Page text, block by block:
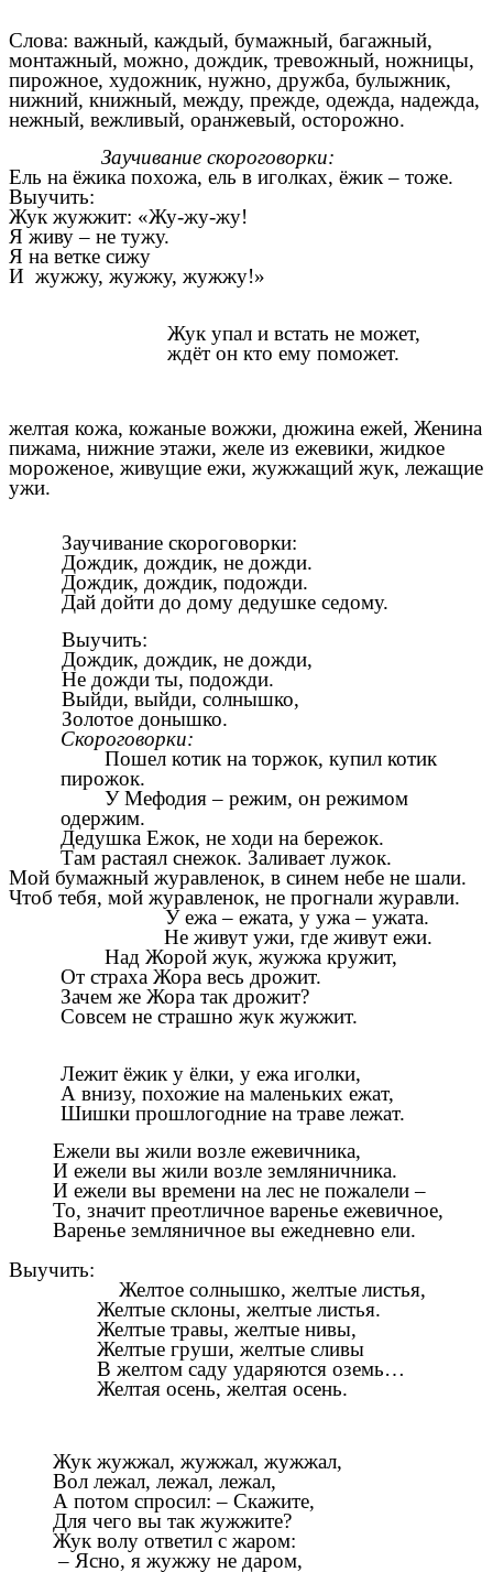
Слова: важный, каждый, бумажный, багажный,
монтажный, можно, дождик, тревожный, ножницы,
пирожное, художник, нужно, дружба, булыжник,
нижний, книжный, между, прежде, одежда, надежда,
нежный, вежливый, оранжевый, осторожно.
Заучивание скороговорки:
Ель на ёжика похожа, ель в иголках, ёжик – тоже.
Выучить:
Жук жужжит: «Жу-жу-жу!
Я живу – не тужу.
Я на ветке сижу
И жужжу, жужжу, жужжу!»
Жук упал и встать не может,
ждёт он кто ему поможет.
желтая кожа, кожаные вожжи, дюжина ежей, Женина
пижама, нижние этажи, желе из ежевики, жидкое
мороженое, живущие ежи, жужжащий жук, лежащие
ужи.
Заучивание скороговорки:
Дождик, дождик, не дожди.
Дождик, дождик, подожди.
Дай дойти до дому дедушке седому.
Выучить:
Дождик, дождик, не дожди,
Не дожди ты, подожди.
Выйди, выйди, солнышко,
Золотое донышко.
Скороговорки:
Пошел котик на торжок, купил котик
пирожок.
У Мефодия – режим, он режимом
одержим.
Дедушка Ежок, не ходи на бережок.
Там растаял снежок. Заливает лужок.
Мой бумажный журавленок, в синем небе не шали.
Чтоб тебя, мой журавленок, не прогнали журавли.
У ежа – ежата, у ужа – ужата.
Не живут ужи, где живут ежи.
Над Жорой жук, жужжа кружит,
От страха Жора весь дрожит.
Зачем же Жора так дрожит?
Совсем не страшно жук жужжит.
Лежит ёжик у ёлки, у ежа иголки,
А внизу, похожие на маленьких ежат,
Шишки прошлогодние на траве лежат.
Ежели вы жили возле ежевичника,
И ежели вы жили возле земляничника.
И ежели вы времени на лес не пожалели –
То, значит преотличное варенье ежевичное,
Варенье земляничное вы ежедневно ели.
Выучить:
Желтое солнышко, желтые листья,
Желтые склоны, желтые листья.
Желтые травы, желтые нивы,
Желтые груши, желтые сливы
В желтом саду ударяются оземь…
Желтая осень, желтая осень.
Жук жужжал, жужжал, жужжал,
Вол лежал, лежал, лежал,
А потом спросил: – Скажите,
Для чего вы так жужжите?
Жук волу ответил с жаром:
– Ясно, я жужжу не даром,